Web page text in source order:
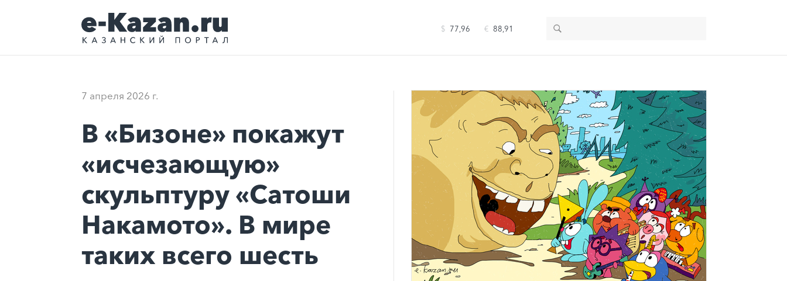
$ 77,96 € 88,91
7 апреля 2026 г.
В «Бизоне» покажут
«исчезающую»
скульптуру «Сатоши
Накамото». В мире
таких всего шесть